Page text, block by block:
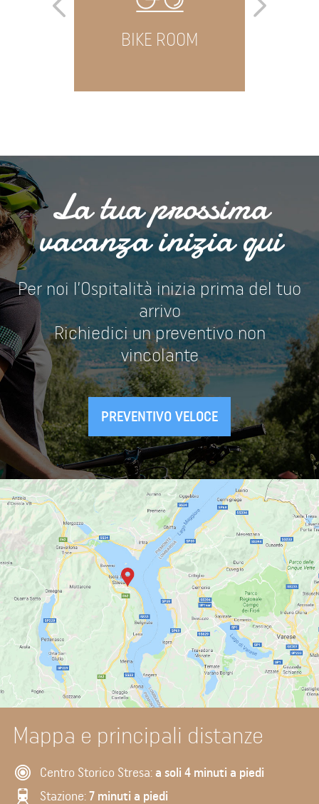
BIKE ROOM
La tua prossima
vacanza inizia qui
Per noi l’Ospitalità inizia prima del tuo
arrivo
Richiedici un preventivo non
vincolante
PREVENTIVO VELOCE
Mappa e principali distanze
Centro Storico Stresa:a soli 4 minuti a piedi
Stazione:7 minuti a piedi